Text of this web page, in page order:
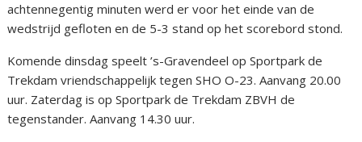
achtennegentig minuten werd er voor het einde van de
wedstrijd gefloten en de 5-3 stand op het scorebord stond.
Komende dinsdag speelt ’s-Gravendeel op Sportpark de
Trekdam vriendschappelijk tegen SHO O-23. Aanvang 20.00
uur. Zaterdag is op Sportpark de Trekdam ZBVH de
tegenstander. Aanvang 14.30 uur.